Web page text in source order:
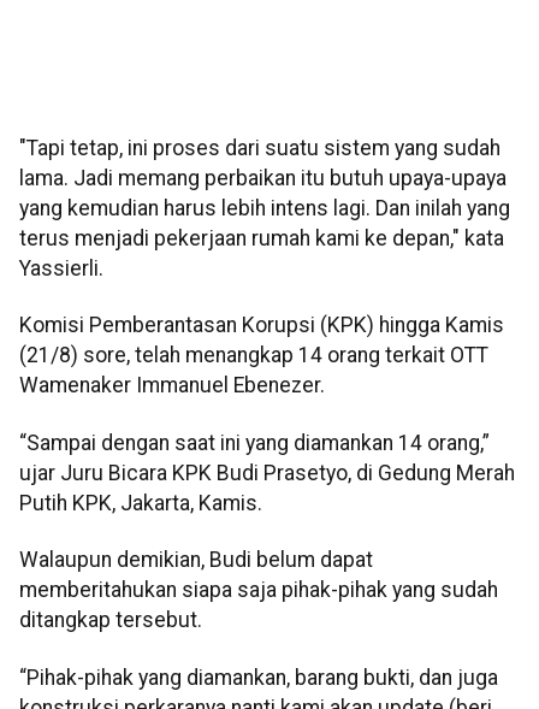
"Tapi tetap, ini proses dari suatu sistem yang sudah
lama. Jadi memang perbaikan itu butuh upaya-upaya
yang kemudian harus lebih intens lagi. Dan inilah yang
terus menjadi pekerjaan rumah kami ke depan," kata
Yassierli.
Komisi Pemberantasan Korupsi (KPK) hingga Kamis
(21/8) sore, telah menangkap 14 orang terkait OTT
Wamenaker Immanuel Ebenezer.
“Sampai dengan saat ini yang diamankan 14 orang,”
ujar Juru Bicara KPK Budi Prasetyo, di Gedung Merah
Putih KPK, Jakarta, Kamis.
Walaupun demikian, Budi belum dapat
memberitahukan siapa saja pihak-pihak yang sudah
ditangkap tersebut.
“Pihak-pihak yang diamankan, barang bukti, dan juga